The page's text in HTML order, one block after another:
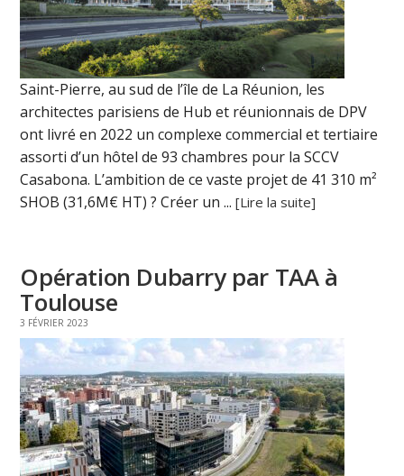
Saint-Pierre, au sud de l’île de La Réunion, les
architectes parisiens de Hub et réunionnais de DPV
ont livré en 2022 un complexe commercial et tertiaire
assorti d’un hôtel de 93 chambres pour la SCCV
Casabona. L’ambition de ce vaste projet de 41 310 m²
SHOB (31,6M€ HT) ? Créer un ...[Lire la suite]
Opération Dubarry par TAA à
Toulouse
3 FÉVRIER 2023